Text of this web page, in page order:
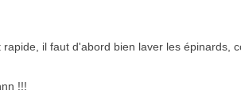
il faut d'abord bien laver les épinards,
!!!